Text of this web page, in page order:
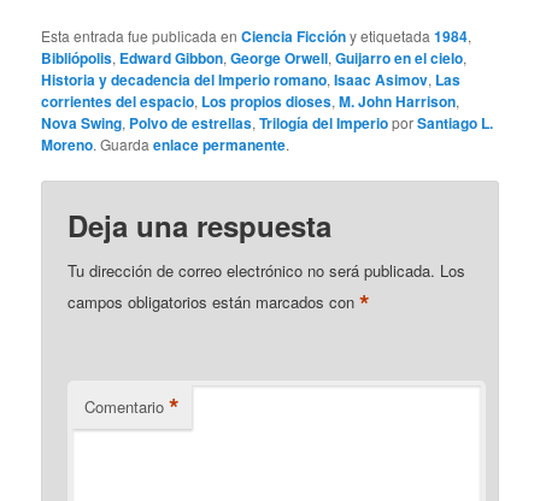
Esta entrada fue publicada enCiencia Ficcióny etiquetada1984,
Bibliópolis, Edward Gibbon,George Orwell,Guijarro en el cielo,
Historia y decadencia del Imperio romano,Isaac Asimov, Las
corrientes del espacio, Los propios dioses,M. John Harrison,
Nova Swing, Polvo de estrellas,Trilogía del ImperioporSantiago L.
Moreno. Guardaenlace permanente.
Deja una respuesta
Tu dirección de correo electrónico no será publicada. Los
campos obligatorios están marcados con*
Comentario *